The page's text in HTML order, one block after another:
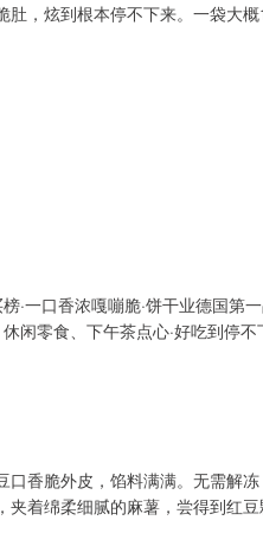
，炫到根本停不下来。一袋大概
·一口香浓嘎嘣脆·饼干业德国第
闲零食、下午茶点心·好吃到停不
香脆外皮，馅料满满。无需解
着绵柔细腻的麻薯，尝得到红